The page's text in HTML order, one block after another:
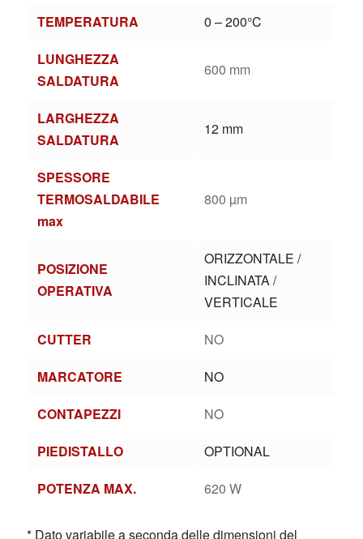
TEMPERATURA
0 – 200°C
LUNGHEZZA
SALDATURA
600 mm
LARGHEZZA
SALDATURA
12 mm
SPESSORE
TERMOSALDABILE
max
800 µm
POSIZIONE
OPERATIVA
ORIZZONTALE /
INCLINATA /
VERTICALE
CUTTER
NO
MARCATORE
NO
CONTAPEZZI
NO
PIEDISTALLO
OPTIONAL
POTENZA MAX.
620 W
* Dato variabile a seconda delle dimensioni del